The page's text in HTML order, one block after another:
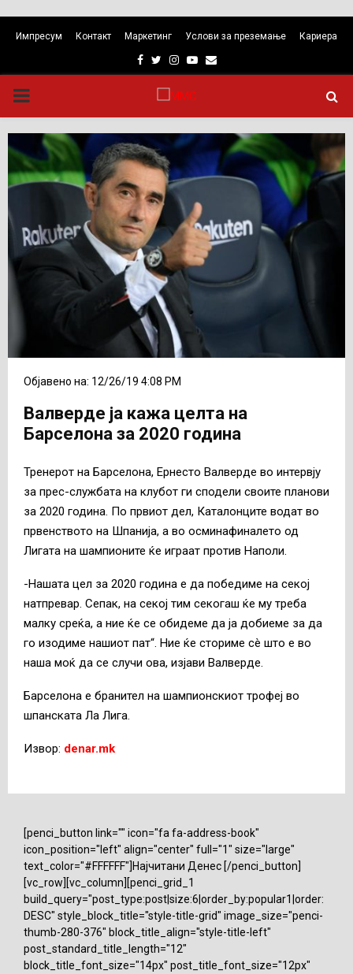
Импресум Контакт Маркетинг Услови за преземање Кариера
Facebook
TwitterInstagram
Youtube
Email
PRIMARY
MENU
Објавено на: 12/26/19 4:08 PM
Валверде ја кажа целта на
Барселона за 2020 година
Тренерот на Барселона, Ернесто Валверде во интервју
за прес-службата на клубот ги сподели своите планови
за 2020 година. По првиот дел, Каталонците водат во
првенството на Шпанија, а во осминафиналето од
Лигата на шампионите ќе играат против Наполи.
-Нашата цел за 2020 година е да победиме на секој
натпревар. Сепак, на секој тим секогаш ќе му треба
малку среќа, а ние ќе се обидеме да ја добиеме за да
го изодиме нашиот пат“. Ние ќе сториме сè што е во
наша моќ да се случи ова, изјави Валверде.
Барселона е бранител на шампионскиот трофеј во
шпанската Ла Лига.
Извор: denar.mk
[penci_button link="" icon="fa fa-address-book"
icon_position="left" align="center" full="1" size="large"
text_color="#FFFFFF"]Најчитани Денес [/penci_button]
[vc_row][vc_column][penci_grid_1
build_query="post_type:post|size:6|order_by:popular1|order:
DESC" style_block_title="style-title-grid" image_size="penci-
thumb-280-376" block_title_align="style-title-left"
post_standard_title_length="12"
block_title_font_size="14px" post_title_font_size="12px"